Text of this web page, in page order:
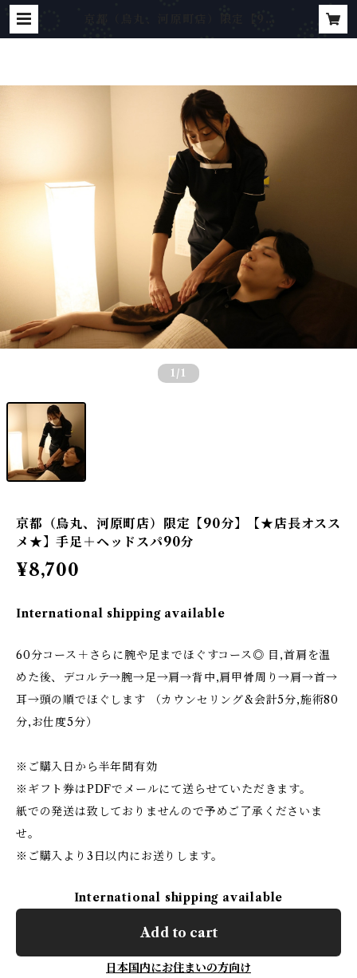
1 /1
京都（烏丸、河原町店）限定【90分】【★店長オスス
メ★】手足＋ヘッドスパ90分
¥8,700
International shipping available
60分コース＋さらに腕や足までほぐすコース◎ 目,首肩を温
めた後、デコルテ→腕→足→肩→背中,肩甲骨周り→肩→首→
耳→頭の順でほぐします （カウンセリング&会計5分,施術80
分,お仕度5分）
※ご購入日から半年間有効
※ギフト券はPDFでメールにて送らせていただきます。
紙での発送は致しておりませんので予めご了承くださいま
せ。
※ご購入より3日以内にお送りします。
International shipping available
Add to cart
日本国内にお住まいの方向け